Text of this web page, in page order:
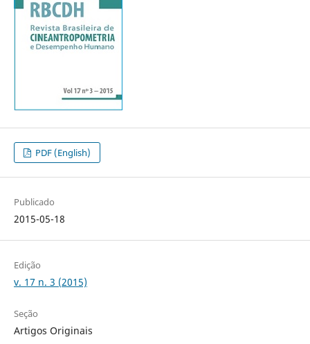
PDF (English)
Publicado
2015-05-18
Edição
v. 17 n. 3 (2015)
Seção
Artigos Originais